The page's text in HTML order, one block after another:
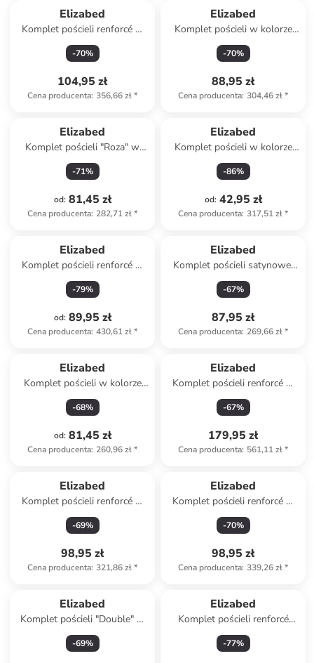
Elizabed
Komplet pościeli renforcé w
kolorze granatowym
-70%
104,95 zł
Cena producenta: 356,66 zł*
Elizabed
Komplet pościeli w kolorze
jasnobrązowym
-70%
88,95 zł
Cena producenta: 304,46 zł*
Elizabed
Komplet pościeli "Roza" w
kolorze jasnoróżowym
-71%
od: 81,45 zł
Cena producenta: 282,71 zł*
Elizabed
Komplet pościeli w kolorze
czerwono-białym
-86%
od: 42,95 zł
Cena producenta: 317,51 zł*
Elizabed
Komplet pościeli renforcé w
kolorze niebiesko-biało-
żółtym
-79%
od: 89,95 zł
Cena producenta: 430,61 zł*
Elizabed
Komplet pościeli satynowej
"Elegant" w kolorze szarym
-67%
87,95 zł
Cena producenta: 269,66 zł*
Elizabed
Komplet pościeli w kolorze
biało-jasnoróżowym ze
wzorem
-68%
od: 81,45 zł
Cena producenta: 260,96 zł*
Elizabed
Komplet pościeli renforcé w
kolorze fioletowym
-67%
179,95 zł
Cena producenta: 561,11 zł*
Elizabed
Komplet pościeli renforcé w
kolorze czarnym
-69%
98,95 zł
Cena producenta: 321,86 zł*
Elizabed
Komplet pościeli renforcé w
kolorze jasnoróżowym
-70%
98,95 zł
Cena producenta: 339,26 zł*
Elizabed
Komplet pościeli "Double" w
kolorze błękitnym
-69%
Elizabed
Komplet pościeli renforcé
"Serenity" w kolorze biało-
niebieskim
-77%